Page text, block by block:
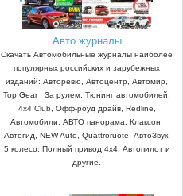
Авто журналы
Скачать Автомобильные журналы наиболее
популярных российских и зарубежных
изданий: Авторевю, Автоцентр, Автомир,
Top Gear , За рулем, Тюнинг автомобилей,
4x4 Club, Офф-роуд драйв, Redline,
Автомобили, АВТО панорама, Клаксон,
Автогид, NEW Auto, Quattroruote, АвтоЗвук,
5 колесо, Полный привод 4х4, Автопилот и
другие.